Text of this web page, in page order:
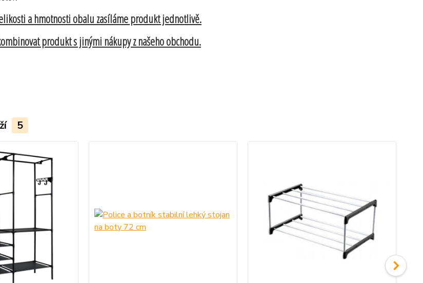
a hmotnosti obalu zasíláme produkt jednotlivě.
produkt s jinými nákupy z našeho obchodu.
5